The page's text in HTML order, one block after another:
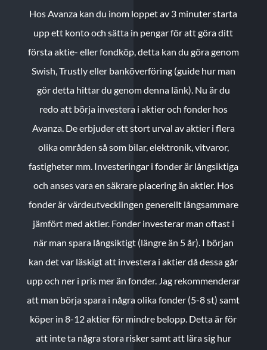
Hos Avanza kan du inom loppet av 3 minuter starta
upp ett konto och sätta in pengar för att göra ditt
första aktie- eller fondköp, detta kan du göra genom
Swish, Trustly eller banköverföring (guide hur man
gör detta hittar du genom denna länk). Nu är du
redo att börja investera i aktier och fonder hos
Avanza. De erbjuder ett stort urval av aktier i flera
olika områden så som bilar, elektronik, vitvaror,
fastigheter mm. Investeringar i fonder är långsiktiga
och anses vara en säkrare placering än aktier. Hos
fonder är värdeutvecklingen generellt långsammare
jämfört med aktier. Fonder investerar man oftast i
när man spara långsiktigt (längre än 5 år). I början
kan det var läskigt att investera i aktier då dessa går
upp och ner i pris mer än fonder. Jag rekommenderar
att man börja spara i några olika fonder (5-8 st) samt
köper in 8-12 aktier för mindre belopp. Detta är för
att inte ta några stora risker samt att lära sig hur